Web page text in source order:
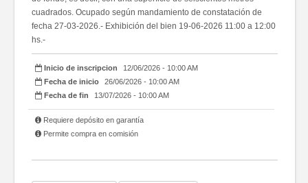
cuadrados. Ocupado según mandamiento de constatación de
fecha 27-03-2026.- Exhibición del bien 19-06-2026 11:00 a 12:00
hs.-
Inicio de inscripcion
12/06/2026 - 10:00 AM
Fecha de inicio
26/06/2026 - 10:00 AM
Fecha de fin
13/07/2026 - 10:00 AM
Requiere depósito en garantía
Permite compra en comisión